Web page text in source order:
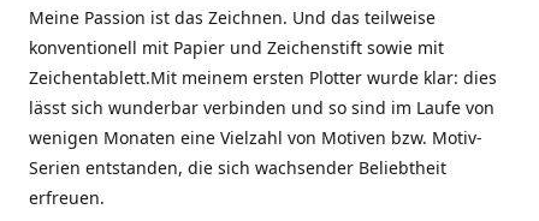
Meine Passion ist das Zeichnen. Und das teilweise
konventionell mit Papier und Zeichenstift sowie mit
Zeichentablett.Mit meinem ersten Plotter wurde klar: dies
lässt sich wunderbar verbinden und so sind im Laufe von
wenigen Monaten eine Vielzahl von Motiven bzw. Motiv-
Serien entstanden, die sich wachsender Beliebtheit
erfreuen.